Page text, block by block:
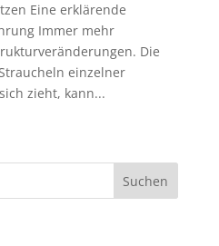
Eine erklärende
Immer mehr
Die
einzelner
zieht, kann...